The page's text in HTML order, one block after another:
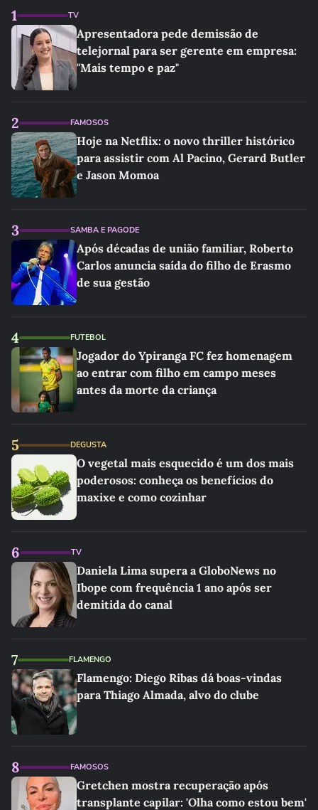
1 TV
Apresentadora pede demissão de
telejornal para ser gerente em empresa:
"Mais tempo e paz"
2 FAMOSOS
Hoje na Netflix: o novo thriller histórico
para assistir com Al Pacino, Gerard Butler
e Jason Momoa
3 SAMBA E PAGODE
Após décadas de união familiar, Roberto
Carlos anuncia saída do filho de Erasmo
de sua gestão
4 FUTEBOL
Jogador do Ypiranga FC fez homenagem
ao entrar com filho em campo meses
antes da morte da criança
5 DEGUSTA
O vegetal mais esquecido é um dos mais
poderosos: conheça os benefícios do
maxixe e como cozinhar
6 TV
Daniela Lima supera a GloboNews no
Ibope com frequência 1 ano após ser
demitida do canal
7 FLAMENGO
Flamengo: Diego Ribas dá boas-vindas
para Thiago Almada, alvo do clube
8 FAMOSOS
Gretchen mostra recuperação após
transplante capilar: 'Olha como estou bem'